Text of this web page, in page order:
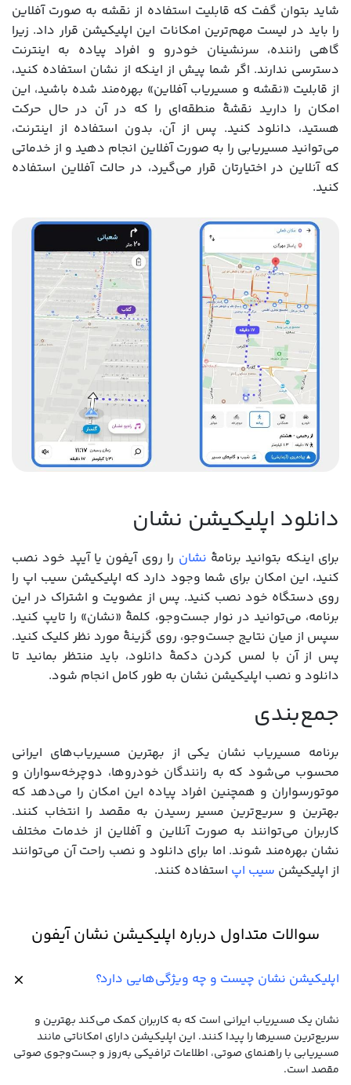
شاید بتوان گفت که قابلیت استفاده از نقشه به صورت آفلاین
را باید در لیست مهم‌ترین امکانات این اپلیکیشن قرار داد. زیرا
گاهی راننده، سرنشینان خودرو و افراد پیاده به اینترنت
دسترسی ندارند. اگر شما پیش از اینکه از نشان استفاده کنید،
از قابلیت «نقشه و مسیریاب آفلاین» بهره‌مند شده باشید، این
امکان را دارید نقشۀ منطقه‌ای را که در آن در حال حرکت
هستید، دانلود کنید. پس از آن، بدون استفاده از اینترنت،
می‌توانید مسیریابی را به صورت آفلاین انجام دهید و از خدماتی
که آنلاین در اختیارتان قرار می‌گیرد، در حالت آفلاین استفاده
کنید.
دانلود اپلیکیشن نشان
برای اینکه بتوانید برنامۀ نشان را روی آیفون یا آیپد خود نصب
کنید، این امکان برای شما وجود دارد که اپلیکیشن سیب اپ را
روی دستگاه خود نصب کنید. پس از عضویت و اشتراک در این
برنامه، می‌توانید در نوار جست‌وجو، کلمۀ «نشان» را تایپ کنید.
سپس از میان نتایج جست‌وجو، روی گزینۀ مورد نظر کلیک کنید.
پس از آن با لمس کردن دکمۀ دانلود، باید منتظر بمانید تا
دانلود و نصب اپلیکیشن نشان به طور کامل انجام شود.
جمع‌بندی
برنامه مسیریاب نشان یکی از بهترین مسیریاب‌های ایرانی
محسوب می‌شود که به رانندگان خودروها، دوچرخه‌سواران و
موتورسواران و همچنین افراد پیاده این امکان را می‌دهد که
بهترین و سریع‌ترین مسیر رسیدن به مقصد را انتخاب کنند.
کاربران می‌توانند به صورت آنلاین و آفلاین از خدمات مختلف
نشان بهره‌مند شوند. اما برای دانلود و نصب راحت آن می‌توانند
از اپلیکیشن سیب اپ استفاده کنند.
سوالات متداول درباره اپلیکیشن نشان آیفون
اپلیکیشن نشان چیست و چه ویژگی‌هایی دارد؟
نشان یک مسیریاب ایرانی است که به کاربران کمک می‌کند بهترین و
سریع‌ترین مسیرها را پیدا کنند. این اپلیکیشن دارای امکاناتی مانند
مسیریابی با راهنمای صوتی، اطلاعات ترافیکی به‌روز و جست‌وجوی صوتی
مقصد است.